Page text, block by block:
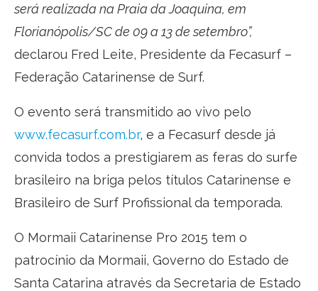
será realizada na Praia da Joaquina, em
Florianópolis/SC de 09 a 13 de setembro”,
declarou Fred Leite, Presidente da Fecasurf –
Federação Catarinense de Surf.
O evento será transmitido ao vivo pelo
www.fecasurf.com.br, e a Fecasurf desde já
convida todos a prestigiarem as feras do surfe
brasileiro na briga pelos títulos Catarinense e
Brasileiro de Surf Profissional da temporada.
O Mormaii Catarinense Pro 2015 tem o
patrocínio da Mormaii, Governo do Estado de
Santa Catarina através da Secretaria de Estado